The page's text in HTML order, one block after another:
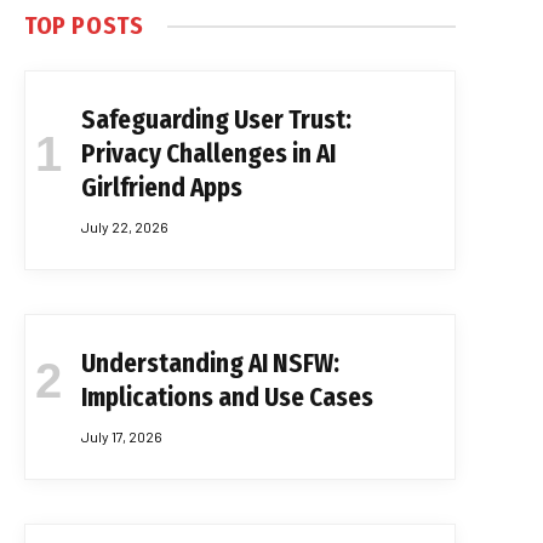
TOP POSTS
Safeguarding User Trust:
Privacy Challenges in AI
Girlfriend Apps
July 22, 2026
Understanding AI NSFW:
Implications and Use Cases
July 17, 2026